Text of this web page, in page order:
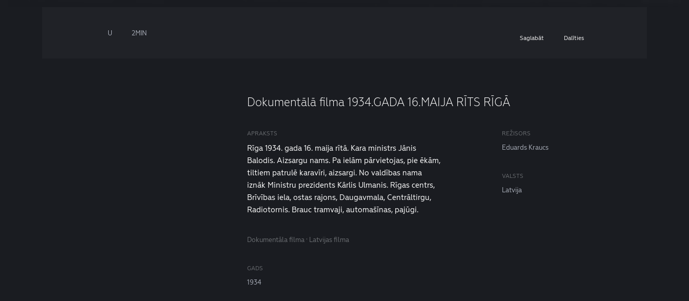
U 2MIN
Saglabāt Dalīties
Dokumentālā filma 1934.GADA 16.MAIJA RĪTS RĪGĀ
APRAKSTS
Rīga 1934. gada 16. maija rītā. Kara ministrs Jānis
Balodis. Aizsargu nams. Pa ielām pārvietojas, pie ēkām,
tiltiem patrulē karavīri, aizsargi. No valdības nama
iznāk Ministru prezidents Kārlis Ulmanis. Rīgas centrs,
Brīvības iela, ostas rajons, Daugavmala, Centrāltirgu,
Radiotornis. Brauc tramvaji, automašīnas, pajūgi.
Dokumentāla filma · Latvijas filma
GADS
1934
REŽISORS
Eduards Kraucs
VALSTS
Latvija